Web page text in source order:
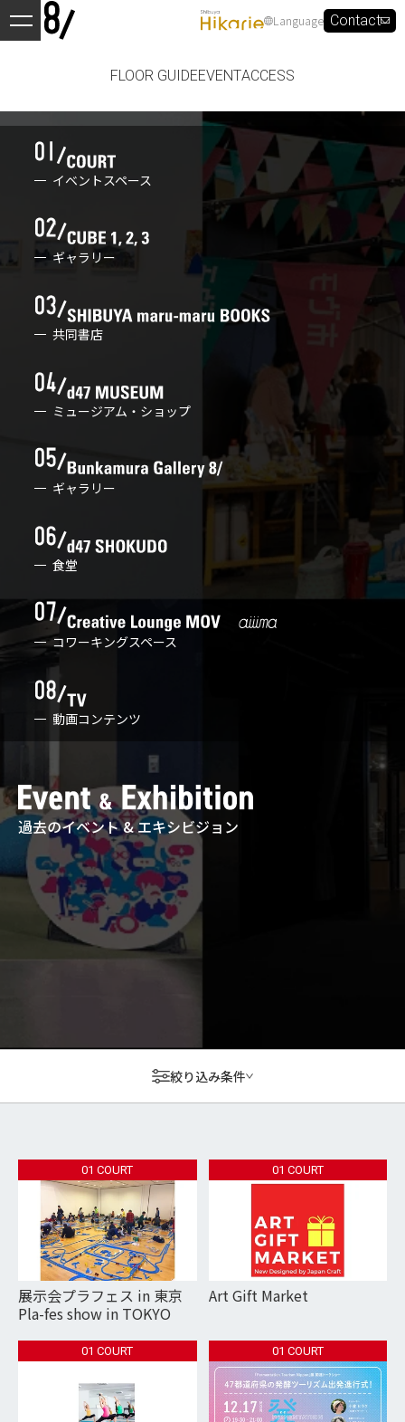
Language Contact
FLOOR GUIDEEVENTACCESS
イベントスペース
ギャラリー
共同書店
ミュージアム・ショップ
ギャラリー
食堂
コワーキングスペース
動画コンテンツ
過去のイベント & エキシビジョン
絞り込み条件
01 COURT
展示会プラフェス in 東京
Pla-fes show in TOKYO
01 COURT
Art Gift Market
01 COURT 01 COURT